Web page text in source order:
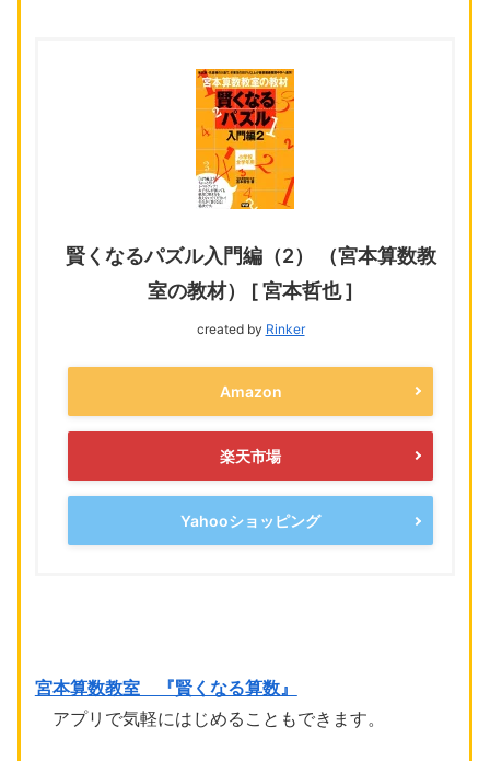
賢くなるパズル入門編（2） （宮本算数教
室の教材） [ 宮本哲也 ]
created by Rinker
Amazon
楽天市場
Yahooショッピング
宮本算数教室 『賢くなる算数』
アプリで気軽にはじめることもできます。